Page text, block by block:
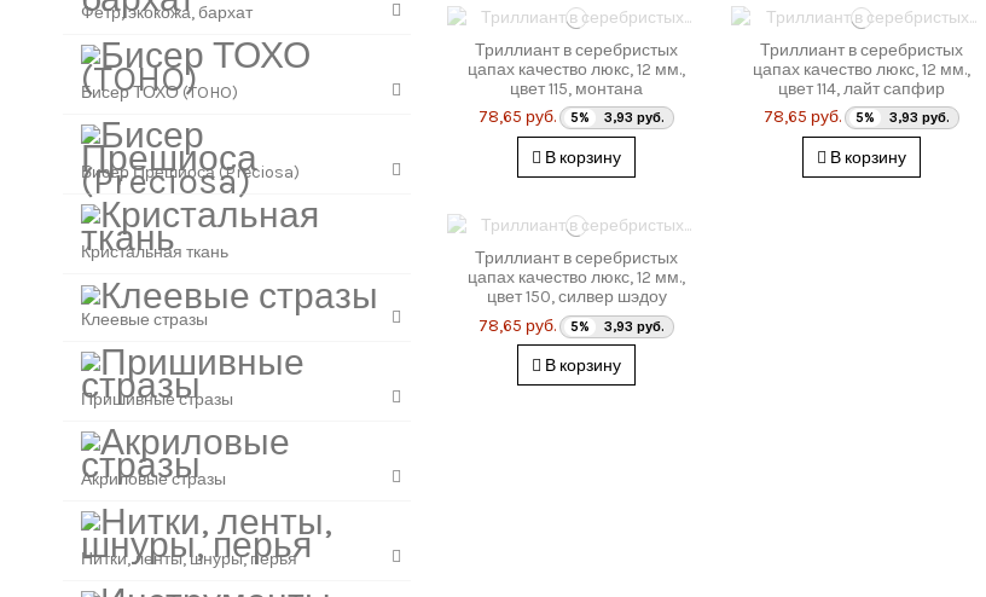
Триллиант в серебристых
цапах качество люкс, 12 мм.,
цвет 115, монтана
78,65 руб.
5% 3,93 руб.
В корзину
Триллиант в серебристых
цапах качество люкс, 12 мм.,
цвет 114, лайт сапфир
78,65 руб.
5% 3,93 руб.
В корзину
Триллиант в серебристых
цапах качество люкс, 12 мм.,
цвет 150, силвер шэдоу
78,65 руб.
5% 3,93 руб.
В корзину
Фетр, экокожа, бархат
Бисер ТОХО (TOHO)
Бисер Прешиоса (Preciosa)
Кристальная ткань
Клеевые стразы
Пришивные стразы
Акриловые стразы
Нитки, ленты, шнуры, перья